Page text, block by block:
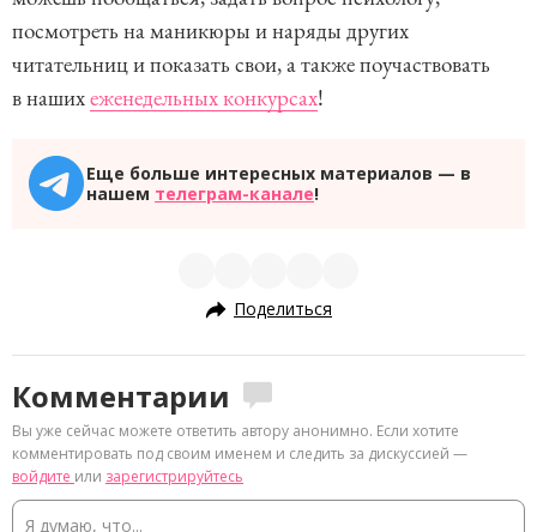
посмотреть на маникюры и наряды других
читательниц и показать свои, а также поучаствовать
в нашихеженедельных конкурсах!
Еще больше интересных материалов — в
нашем телеграм-канале!
Поделиться
Комментарии
Вы уже сейчас можете ответить автору анонимно. Если хотите
комментировать под своим именем и следить за дискуссией —
войдите или зарегистрируйтесь